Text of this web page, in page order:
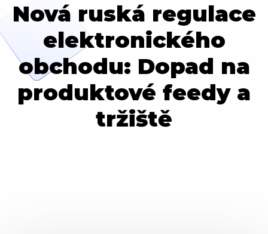
Nová ruská regulace
elektronického
obchodu: Dopad na
produktové feedy a
tržiště